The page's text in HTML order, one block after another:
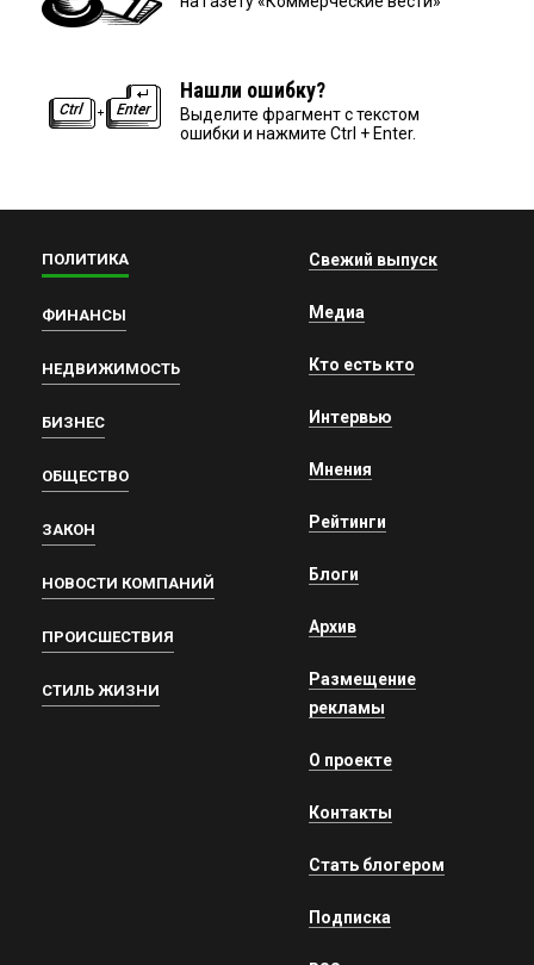
Нашли ошибку?
Выделите фрагмент с текстом
ошибки и нажмите Ctrl + Enter.
ПОЛИТИКА
ФИНАНСЫ
НЕДВИЖИМОСТЬ
БИЗНЕС
ОБЩЕСТВО
ЗАКОН
НОВОСТИ КОМПАНИЙ
ПРОИСШЕСТВИЯ
СТИЛЬ ЖИЗНИ
Свежий выпуск
Медиа
Кто есть кто
Интервью
Мнения
Рейтинги
Блоги
Архив
Размещение
рекламы
О проекте
Контакты
Стать блогером
Подписка